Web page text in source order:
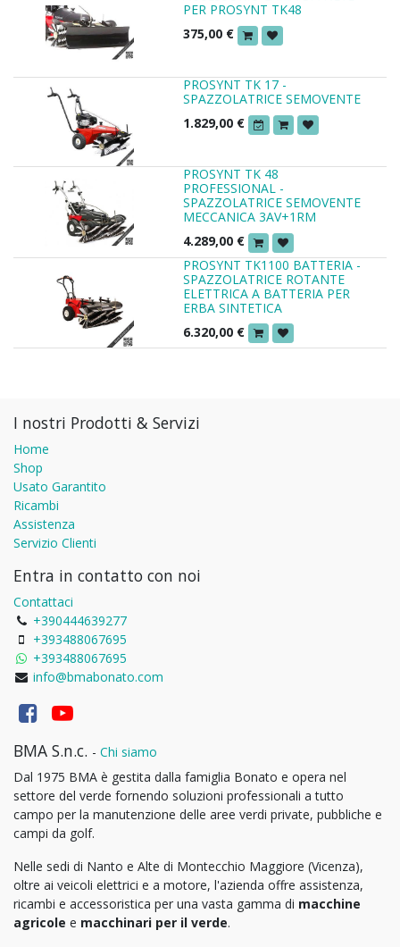
PER PROSYNT TK48
375,00 €
PROSYNT TK 17 -
SPAZZOLATRICE SEMOVENTE
1.829,00 €
PROSYNT TK 48
PROFESSIONAL -
SPAZZOLATRICE SEMOVENTE
MECCANICA 3AV+1RM
4.289,00 €
PROSYNT TK1100 BATTERIA -
SPAZZOLATRICE ROTANTE
ELETTRICA A BATTERIA PER
ERBA SINTETICA
6.320,00 €
I nostri Prodotti & Servizi
Home
Shop
Usato Garantito
Ricambi
Assistenza
Servizio Clienti
Entra in contatto con noi
Contattaci
+390444639277
+393488067695
+393488067695
info@bmabonato.com
BMA S.n.c. - Chi siamo
Dal 1975 BMA è gestita dalla famiglia Bonato e opera nel
settore del verde fornendo soluzioni professionali a tutto
campo per la manutenzione delle aree verdi private, pubbliche e
campi da golf.
Nelle sedi di Nanto e Alte di Montecchio Maggiore (Vicenza),
oltre ai veicoli elettrici e a motore, l'azienda offre assistenza,
ricambi e accessoristica per una vasta gamma di macchine
agricole e macchinari per il verde.